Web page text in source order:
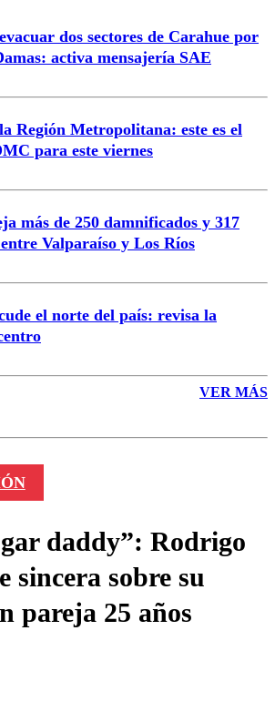
Enviar comentario
dos sectores de Carahue por
activa mensajería SAE
Región Metropolitana: este es el
para este viernes
más de 250 damnificados y 317
Valparaíso y Los Ríos
el norte del país: revisa la
VER MÁS
daddy”: Rodrigo
sincera sobre su
pareja 25 años